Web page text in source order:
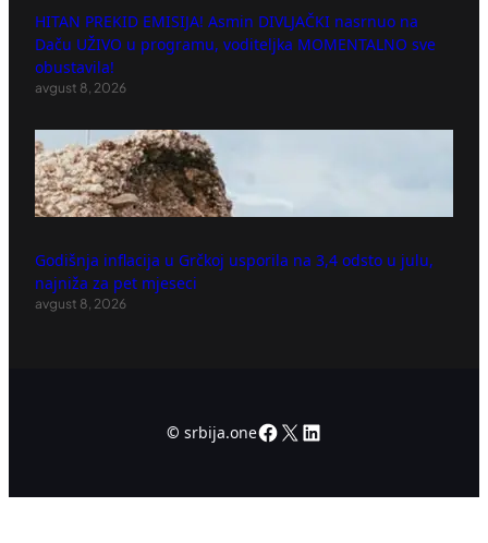
HITAN PREKID EMISIJA! Asmin DIVLJAČKI nasrnuo na
Daču UŽIVO u programu, voditeljka MOMENTALNO sve
obustavila!
avgust 8, 2026
Godišnja inflacija u Grčkoj usporila na 3,4 odsto u julu,
najniža za pet mjeseci
avgust 8, 2026
© srbija.oneFacebook
X LinkedIn